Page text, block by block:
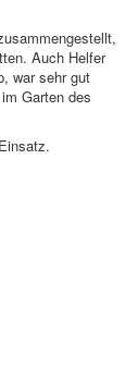
Auch Helfer
war sehr gut
Garten des